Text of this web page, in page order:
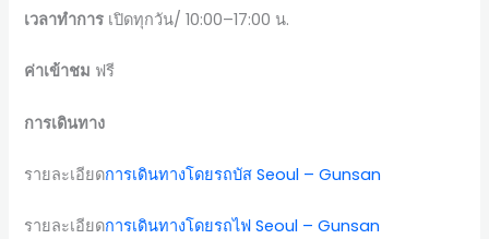
เวลาทำการ เปิดทุกวัน/ 10:00–17:00 น.
ค่าเข้าชม ฟรี
การเดินทาง
รายละเอียดการเดินทางโดยรถบัส Seoul – Gunsan
รายละเอียดการเดินทางโดยรถไฟ Seoul – Gunsan